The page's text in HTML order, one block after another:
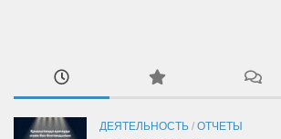
ДЕЯТЕЛЬНОСТЬ / ОТЧЕТЫ